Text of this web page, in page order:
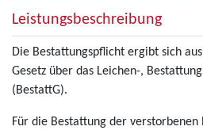
Leistungsbeschreibung
Die Bestattungspflicht ergibt sich
Gesetz über das Leichen-,
(BestattG).
Für die Bestattung der